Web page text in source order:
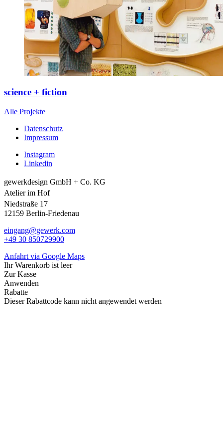
science + fiction
Alle Projekte
Datenschutz
Impressum
Instagram
Linkedin
gewerkdesign GmbH + Co. KG
Atelier im Hof
Niedstraße 17
12159 Berlin-Friedenau
eingang@gewerk.com
+49 30 850729900
Anfahrt via Google Maps
Ihr Warenkorb ist leer
Zur Kasse
Anwenden
Rabatte
Dieser Rabattcode kann nicht angewendet werden